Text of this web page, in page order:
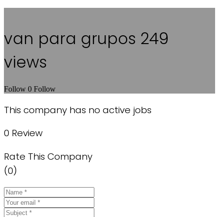
van para grupos 249
views
Follow 0 Follow
This company has no active jobs
0 Review
Rate This Company
(0)